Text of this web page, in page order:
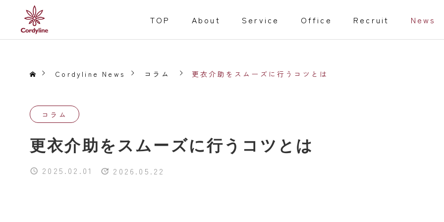
TOP About Service Office Recruit News
Service
Welfare for the Disabled
就労継続支援B型事業
Training programs
Cordyline News コラム 更衣介助をスムーズに行うコツとは
コラム
更衣介助をスムーズに行うコツとは
2025.02.01 2026.05.22